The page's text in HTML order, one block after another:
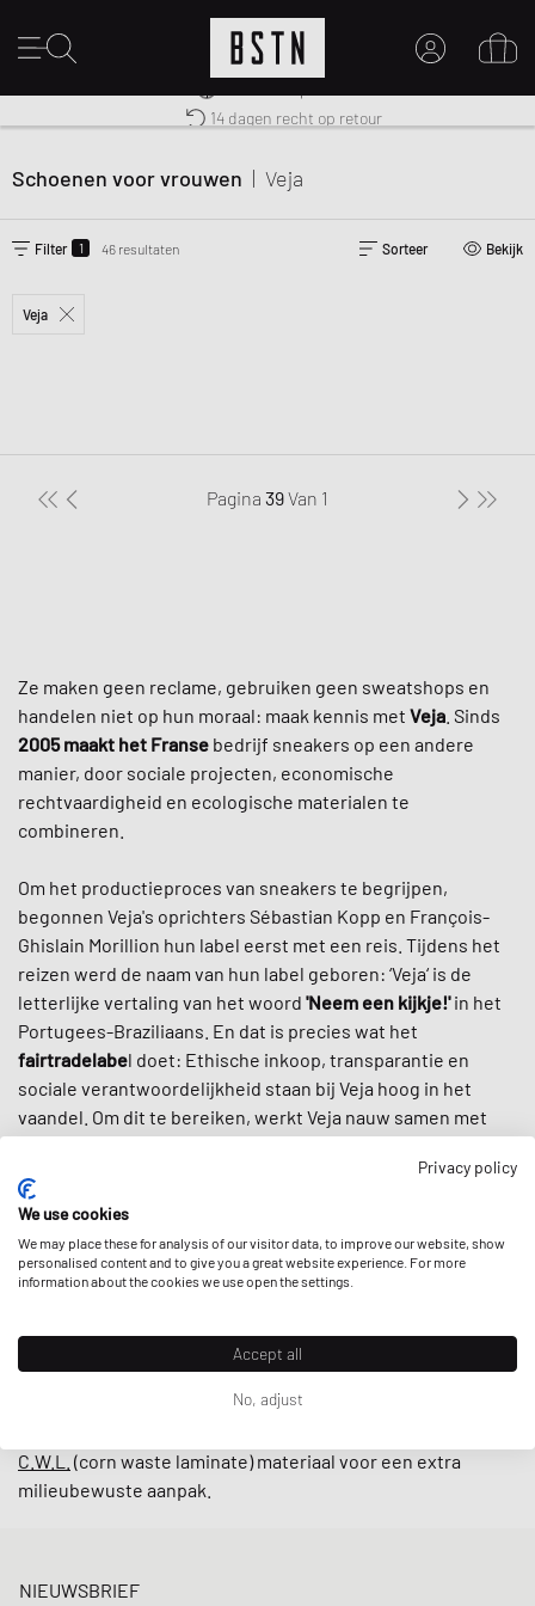
MIJN ACCOUNT
MAAK EEN ACCOUNT AAN
Gratis verzending naar NL vanaf € 100
Premium Sportswear
14 dagen recht op retour
Schoenen voor vrouwen | Veja
Filter 1 46 resultaten Sorteer Bekijk
Veja
Pagina 39Van 1
Ze maken geen reclame, gebruiken geen sweatshops en
handelen niet op hun moraal: maak kennis met Veja . Sinds
2005 maakt het Franse bedrijf sneakers op een andere
manier, door sociale projecten, economische
rechtvaardigheid en ecologische materialen te
combineren.
Om het productieproces van sneakers te begrijpen,
begonnen Veja's oprichters Sébastian Kopp en François-
Ghislain Morillion hun label eerst met een reis. Tijdens het
reizen werd de naam van hun label geboren: ‘Veja‘ is de
letterlijke vertaling van het woord 'Neem een kijkje!'in het
Portugees-Braziliaans. En dat is precies wat het
fairtradelabel doet: Ethische inkoop, transparantie en
sociale verantwoordelijkheid staan bij Veja hoog in het
vaandel. Om dit te bereiken, werkt Veja nauw samen met
handelspraktijken, waarbij ernaar wordt gestreefd delokale
gemeenschappen te ondersteunen
zoals biologisch katoen en wild rubber.
laaggesneden modellen zoals deV-10
van Veja tegenwoordig onmisbaar op straat. De kers op de
taart is dat het merk hun sneakers ook in een
C.W.L.
(corn waste laminate) materiaal voor een extra
milieubewuste aanpak.
NIEUWSBRIEF
Privacy policy
We use cookies
We may place these for analysis of our visitor data, to improve our website, show
personalised content and to give you a great website experience. For more
information about the cookies we use open the settings.
Accept all
No, adjust